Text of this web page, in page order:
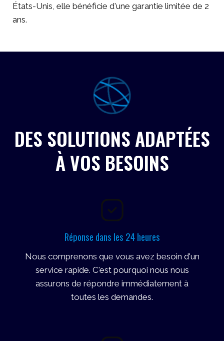
États-Unis, elle bénéficie d'une garantie limitée de 2
ans.
DES SOLUTIONS ADAPTÉES
À VOS BESOINS
Réponse dans les 24 heures
Nous comprenons que vous avez besoin d'un
service rapide. C'est pourquoi nous nous
assurons de répondre immédiatement à
toutes les demandes.